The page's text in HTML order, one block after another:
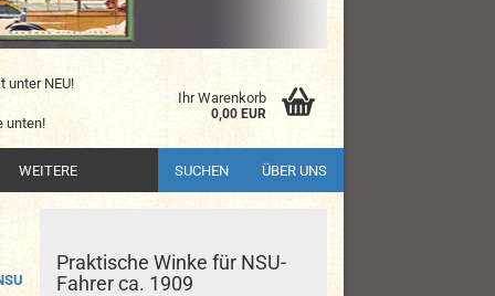
unter NEU!
unten!
Ihr Warenkorb
0,00 EUR
SUCHEN ÜBER UNS
WEITERE
Praktische Winke für NSU-
Fahrer ca. 1909